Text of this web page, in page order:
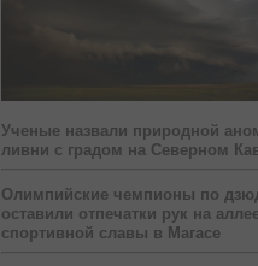
Ученые назвали природной
ливни с градом на Северном
Олимпийские чемпионы по
оставили отпечатки рук на
спортивной славы в Магасе